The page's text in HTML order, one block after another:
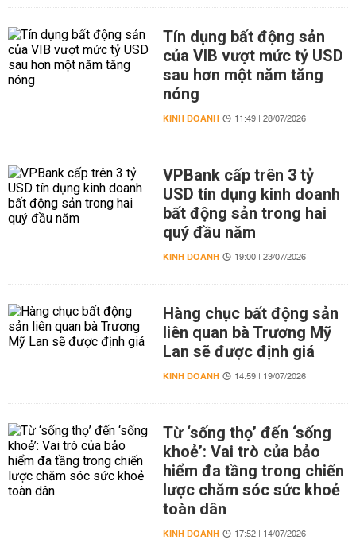
Tín dụng bất động sản
của VIB vượt mức tỷ USD
sau hơn một năm tăng
nóng
KINH DOANH 11:49 | 28/07/2026
VPBank cấp trên 3 tỷ
USD tín dụng kinh doanh
bất động sản trong hai
quý đầu năm
KINH DOANH 19:00 | 23/07/2026
Hàng chục bất động sản
liên quan bà Trương Mỹ
Lan sẽ được định giá
KINH DOANH 14:59 | 19/07/2026
Từ ‘sống thọ’ đến ‘sống
khoẻ’: Vai trò của bảo
hiểm đa tầng trong chiến
lược chăm sóc sức khoẻ
toàn dân
KINH DOANH 17:52 | 14/07/2026